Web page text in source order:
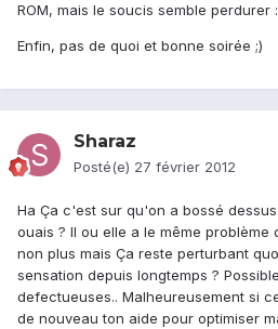
ROM, mais le soucis semble perdurer
Enfin, pas de quoi et bonne soirée ;)
Sharaz
Posté(e) 27 février 2012
Ha Ça c'est sur qu'on a bossé dessus
ouais ? Il ou elle a le même problème
non plus mais Ça reste perturbant
sensation depuis longtemps ?
defectueuses.. Malheureusement si
de nouveau ton aide pour optimiser